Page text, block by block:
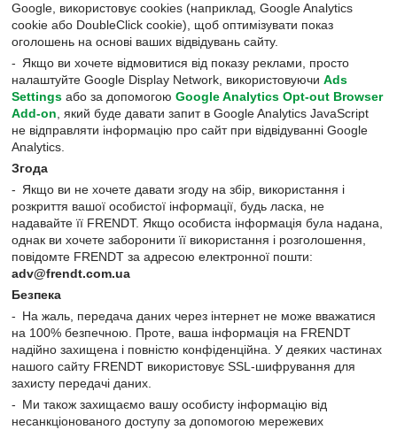
Google, використовує cookies (наприклад, Google Analytics
cookie або DoubleClick cookie), щоб оптимізувати показ
оголошень на основі ваших відвідувань сайту.
Якщо ви хочете відмовитися від показу реклами, просто
налаштуйте Google Display Network, використовуючиAds
Settings або за допомогоюGoogle Analytics Opt-out Browser
Add-on, який буде давати запит в Google Analytics JavaScript
не відправляти інформацію про сайт при відвідуванні Google
Analytics.
Згода
Якщо ви не хочете давати згоду на збір, використання і
розкриття вашої особистої інформації, будь ласка, не
надавайте її FRENDT. Якщо особиста інформація була надана,
однак ви хочете заборонити її використання і розголошення,
повідомте FRENDT за адресою електронної пошти:
adv@frendt.com.ua
Безпека
На жаль, передача даних через інтернет не може вважатися
на 100% безпечною. Проте, ваша інформація на FRENDT
надійно захищена і повністю конфіденційна. У деяких частинах
нашого сайту FRENDT використовує SSL-шифрування для
захисту передачі даних.
Ми також захищаємо вашу особисту інформацію від
несанкціонованого доступу за допомогою мережевих